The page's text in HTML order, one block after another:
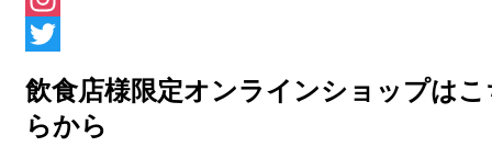
Instagram
飲食店様限定オンラインショップはこ
らから